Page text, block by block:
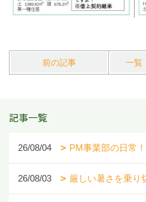
前の記事 一覧
記事一覧
26/08/04 PM事業部の日常！
26/08/03 厳しい暑さを乗り